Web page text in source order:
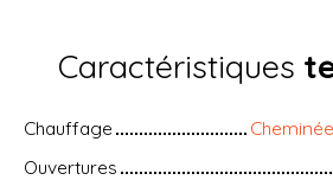
Caractéristiques
Chauffage
Ouvertures